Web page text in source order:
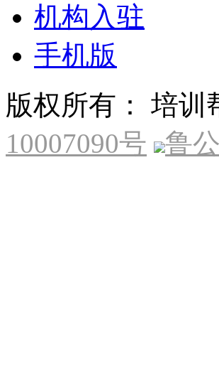
机构入驻
手机版
版权所有： 培训
10007090号
鲁